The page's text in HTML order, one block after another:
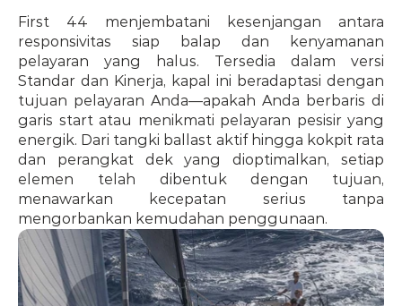
First 44 menjembatani kesenjangan antara
responsivitas siap balap dan kenyamanan
pelayaran yang halus. Tersedia dalam versi
Standar dan Kinerja, kapal ini beradaptasi dengan
tujuan pelayaran Anda—apakah Anda berbaris di
garis start atau menikmati pelayaran pesisir yang
energik. Dari tangki ballast aktif hingga kokpit rata
dan perangkat dek yang dioptimalkan, setiap
elemen telah dibentuk dengan tujuan,
menawarkan kecepatan serius tanpa
mengorbankan kemudahan penggunaan.